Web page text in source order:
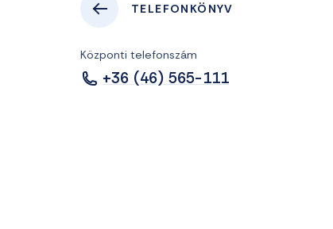
TELEFONKÖNYV
Központi telefonszám
+36 (46) 565-111